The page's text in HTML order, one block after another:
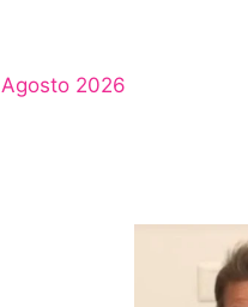
Agosto 2026